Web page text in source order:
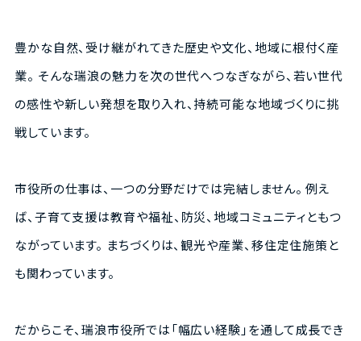
豊かな自然、受け継がれてきた歴史や文化、地域に根付く産
業。 そんな瑞浪の魅力を次の世代へつなぎながら、若い世代
の感性や新しい発想を取り入れ、持続可能な地域づくりに挑
戦しています。
市役所の仕事は、一つの分野だけでは完結しません。 例え
ば、子育て支援は教育や福祉、防災、地域コミュニティともつ
ながっています。 まちづくりは、観光や産業、移住定住施策と
も関わっています。
だからこそ、瑞浪市役所では「幅広い経験」を通して成長でき